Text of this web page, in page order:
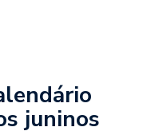
juninos